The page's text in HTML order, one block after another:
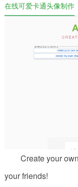
在线可爱卡通头像制作
Create your own
your friends!